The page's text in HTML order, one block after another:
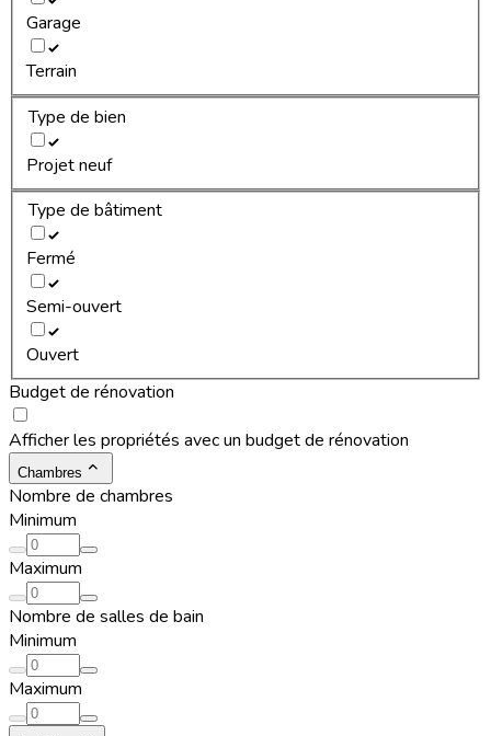
Garage
Terrain
Type de bien
Projet neuf
Type de bâtiment
Fermé
Semi-ouvert
Ouvert
Budget de rénovation
Afficher les propriétés avec un budget de rénovation
Chambres
Nombre de chambres
Minimum
Maximum
Nombre de salles de bain
Minimum
Maximum